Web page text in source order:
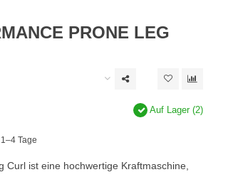
PRONE LEG
Auf Lager (2)
1–4 Tage
Curl ist eine hochwertige Kraftmaschine,